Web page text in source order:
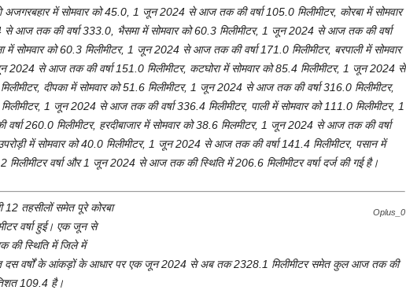
में सोमवार को 45.0, 1 जून 2024 से आज तक की वर्षा 105.0 मिलीमीटर, कोरबा में सोमवार
आज तक की वर्षा 333.0, भैसमा में सोमवार को 60.3 मिलीमीटर, 1 जून 2024 से आज तक की वर्षा
में सोमवार को 60.3 मिलीमीटर, 1 जून 2024 से आज तक की वर्षा 171.0 मिलीमीटर, बरपाली में सोमवार
2024 से आज तक की वर्षा 151.0 मिलीमीटर, कटघोरा में सोमवार को 85.4 मिलीमीटर, 1 जून 2024 से
दीपका में सोमवार को 51.6 मिलीमीटर, 1 जून 2024 से आज तक की वर्षा 316.0 मिलीमीटर,
मिलीमीटर, 1 जून 2024 से आज तक की वर्षा 336.4 मिलीमीटर, पाली में सोमवार को 111.0 मिलीमीटर, 1
260.0 मिलीमीटर, हरदीबाजार में सोमवार को 38.6 मिलमीटर, 1 जून 2024 से आज तक की वर्षा
में सोमवार को 40.0 मिलीमीटर, 1 जून 2024 से आज तक की वर्षा 141.4 मिलीमीटर, पसान में
मिलीमीटर वर्षा और 1 जून 2024 से आज तक की स्थिति में 206.6 मिलीमीटर वर्षा दर्ज की गई है।
Oplus_0
12 तहसीलों समेत पूरे कोरबा
वर्षा हुई। एक जून से
की स्थिति में जिले में
दस वर्षों के आंकड़ों के आधार पर एक जून 2024 से अब तक 2328.1 मिलीमीटर समेत कुल आज तक की
109.4 है।